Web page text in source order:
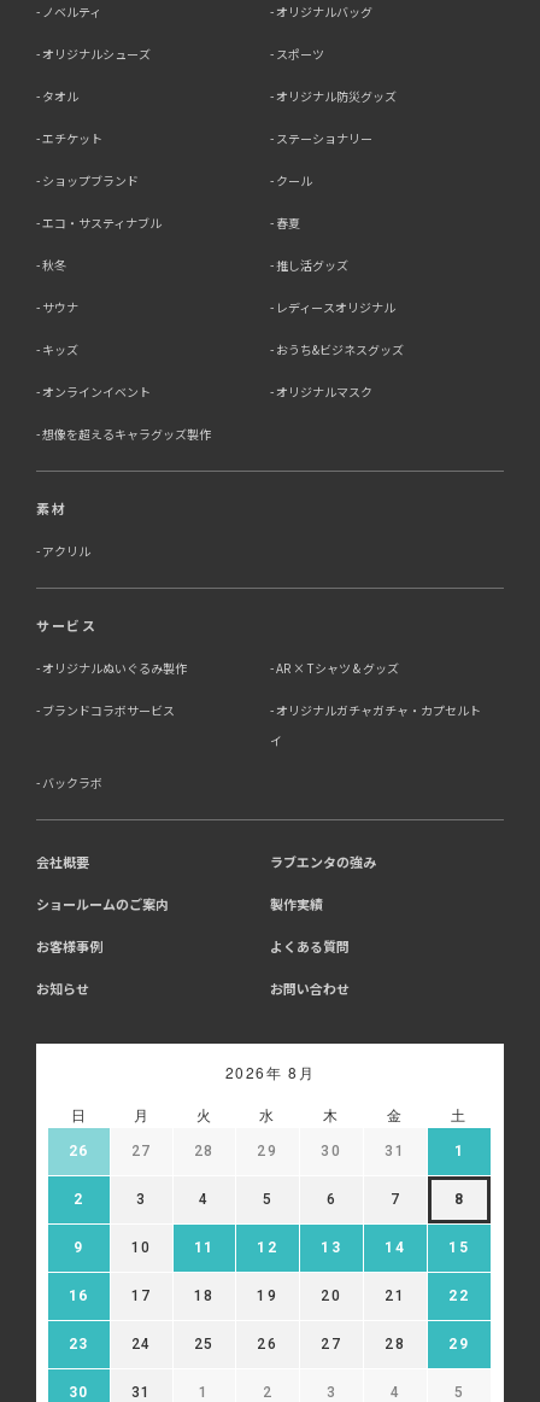
ノベルティ オリジナルバッグ
オリジナルシューズ スポーツ
タオル オリジナル防災グッズ
エチケット ステーショナリー
ショップブランド クール
エコ・サスティナブル 春夏
秋冬 推し活グッズ
サウナ レディースオリジナル
キッズ おうち&ビジネスグッズ
オンラインイベント オリジナルマスク
想像を超えるキャラグッズ製作
素材
アクリル
サービス
オリジナルぬいぐるみ製作 AR × Tシャツ & グッズ
ブランドコラボサービス
オリジナルガチャガチャ・カプセルト
イ
バックラボ
会社概要 ラブエンタの強み
ショールームのご案内 製作実績
お客様事例 よくある質問
お知らせ お問い合わせ
2026年 8月
日 月 火 水 木 金 土
26 27 28 29 30 31 1
2 3 4 5 6 7 8
9 10 11 12 13 14 15
16 17 18 19 20 21 22
23 24 25 26 27 28 29
30 31 1 2 3 4 5